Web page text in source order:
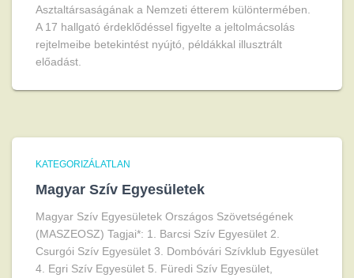
Asztaltársaságának a Nemzeti étterem különtermében.
A 17 hallgató érdeklődéssel figyelte a jeltolmácsolás
rejtelmeibe betekintést nyújtó, példákkal illusztrált
előadást.
KATEGORIZÁLATLAN
Magyar Szív Egyesületek
Magyar Szív Egyesületek Országos Szövetségének
(MASZEOSZ) Tagjai*: 1. Barcsi Szív Egyesület 2.
Csurgói Szív Egyesület 3. Dombóvári Szívklub Egyesület
4. Egri Szív Egyesület 5. Füredi Szív Egyesület,